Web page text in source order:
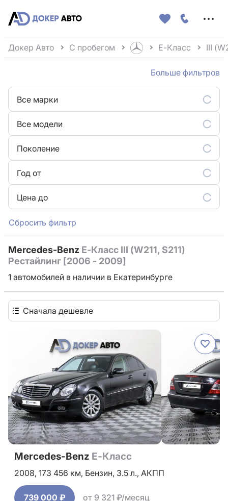
Докер Авто С пробегом E-Класс III
Больше фильтров
Все марки
Все модели
Поколение
Год от
Цена до
Сбросить фильтр
Mercedes-Benz E-Класс III (W211, S211)
Рестайлинг [2006 - 2009]
1 автомобилей в наличии в Екатеринбурге
Сначала дешевле
Mercedes-Benz E-Класс
2008, 173 456 км, Бензин, 3.5 л., АКПП
739 000 ₽ от 9 321 ₽/месяц